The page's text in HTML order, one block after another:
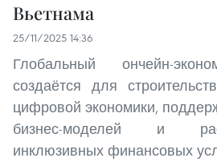
Вьетнама
25/11/2025 14:36
Глобальный ончейн-
создаётся для
цифровой экономики,
бизнес-моделей и
инклюзивных финансовых